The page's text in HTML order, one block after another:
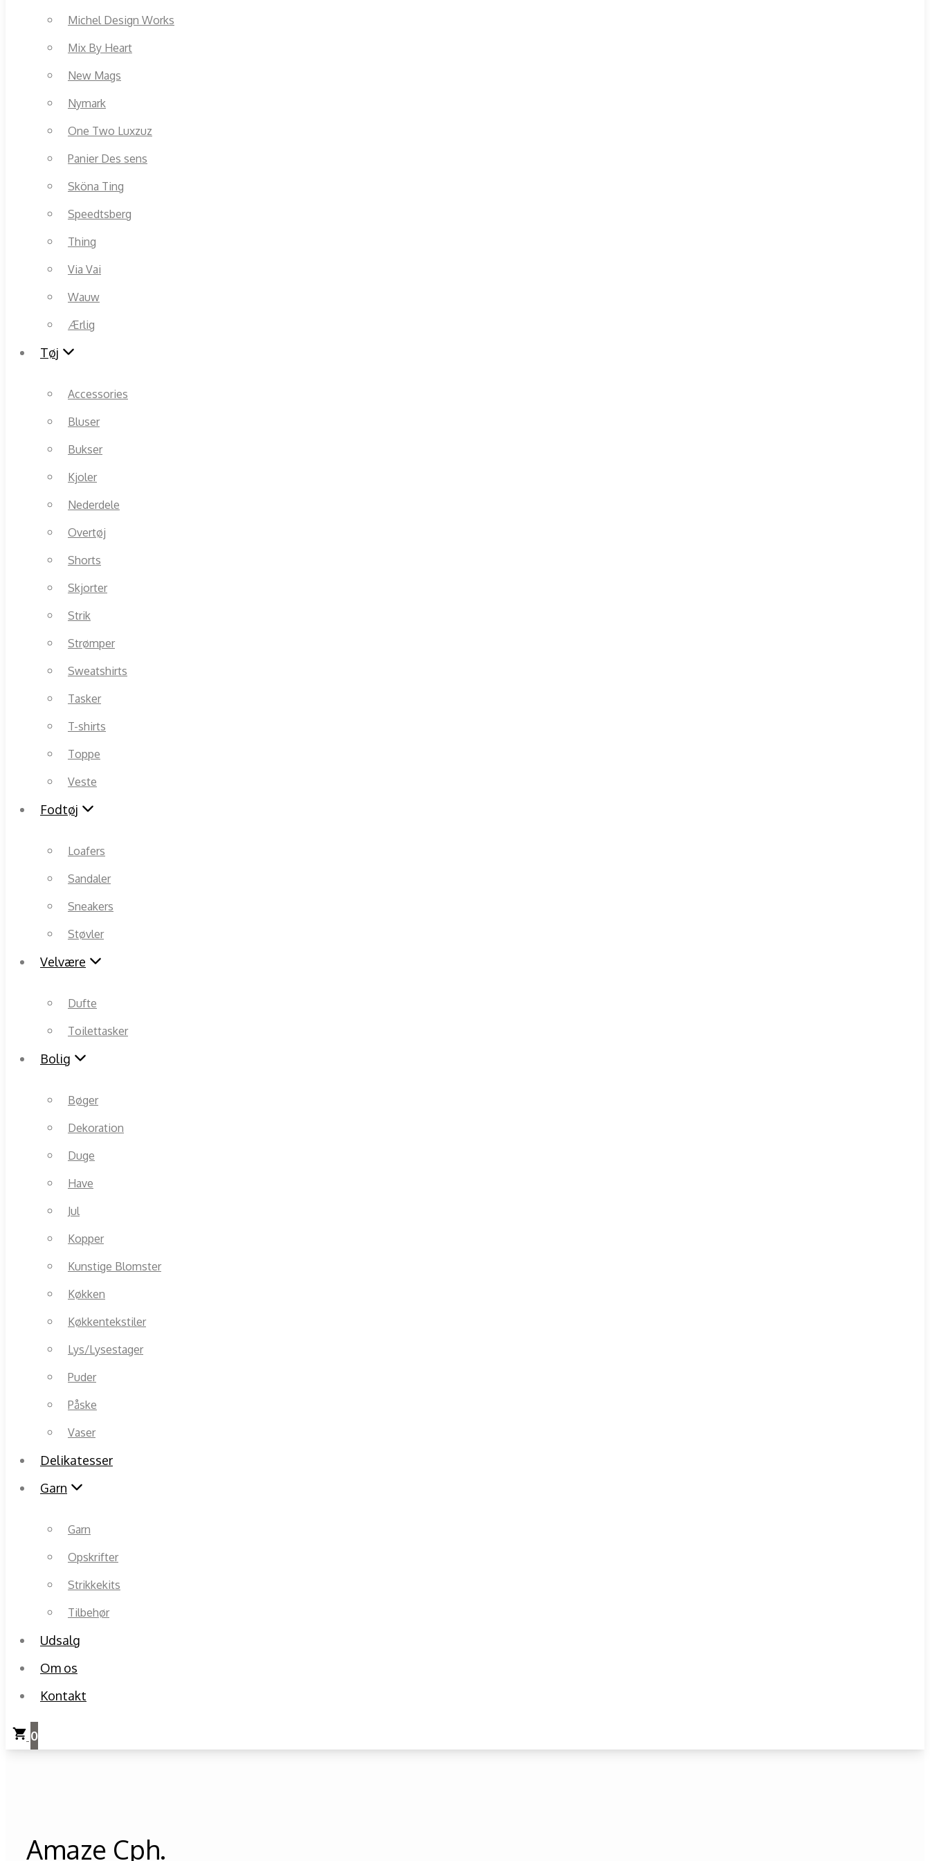
Michel Design Works
Mix By Heart
New Mags
Nymark
One Two Luxzuz
Panier Des sens
Sköna Ting
Speedtsberg
Thing
Via Vai
Wauw
Ærlig
Tøj
Accessories
Bluser
Bukser
Kjoler
Nederdele
Overtøj
Shorts
Skjorter
Strik
Strømper
Sweatshirts
Tasker
T-shirts
Toppe
Veste
Fodtøj
Loafers
Sandaler
Sneakers
Støvler
Velvære
Dufte
Toilettasker
Bolig
Bøger
Dekoration
Duge
Have
Jul
Kopper
Kunstige Blomster
Køkken
Køkkentekstiler
Lys/Lysestager
Puder
Påske
Vaser
Delikatesser
Garn
Garn
Opskrifter
Strikkekits
Tilbehør
Udsalg
Om os
Kontakt
0
Amaze Cph.